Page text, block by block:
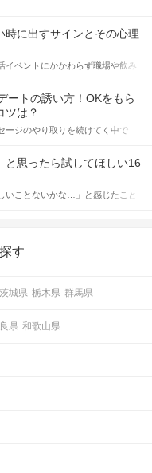
時に出すサインとその心理
イベントにかかわらず職場や飲み
れます。 これから恋人作りを本
女性が異性を求めて出すサイン
動に移せるかどうかが重要。 この
い時に出すサインとその心理を
きかをご紹介していきます。
ートの誘い方！OKをもら
ツは？
ージのやり取りを続けてく中で
いいの？」とお困りの男性もいら
。 そこで今回は、男性から女性へ
コツをご紹介します。例文も混じ
にしてください。
と思ったら試してほしい16
いことないかな…」と感じたこと
した♪ いままさに楽しいことを探し
す
茨城県 栃木県 群馬県
県 和歌山県